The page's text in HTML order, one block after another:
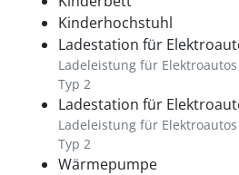
Kinderhochstuhl
Ladestation für
Ladeleistung für Elektroautos
Typ 2
Ladestation für
Ladeleistung für Elektroautos
Typ 2
Wärmepumpe